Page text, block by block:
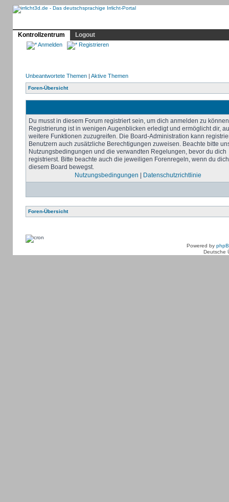
Kontrollzentrum
Logout
Anmelden Registrieren
Unbeantwortete Themen| Aktive Themen
Foren-Übersicht
Du musst in diesem Forum registriert sein, um dich anmelden zu
Registrierung ist in wenigen Augenblicken erledigt und ermöglicht dir,
weitere Funktionen zuzugreifen. Die Board-Administration kann
Benutzern auch zusätzliche Berechtigungen zuweisen. Beachte bitte
Nutzungsbedingungen und die verwandten Regelungen, bevor du dich
registrierst. Bitte beachte auch die jeweiligen Forenregeln, wenn du
diesem Board bewegst.
Nutzungsbedingungen
Datenschutzrichtlinie
Foren-Übersicht
Powered by
Deutsche